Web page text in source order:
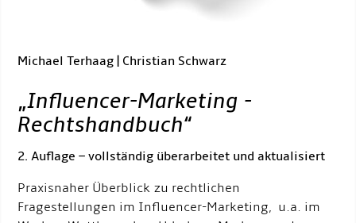
Michael Terhaag | Christian Schwarz
„Influencer-Marketing -
Rechtshandbuch“
2. Auflage – vollständig überarbeitet und aktualisiert
Praxisnaher Überblick zu rechtlichen
Fragestellungen im Influencer-Marketing, u.a. im